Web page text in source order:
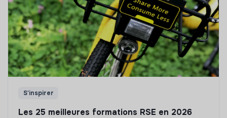
S'inspirer
Les 25 meilleures formations RSE en 2026